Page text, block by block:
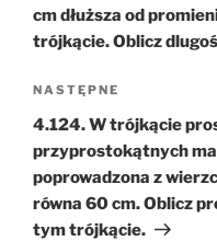
cm dłuższa od
trójkącie. Oblicz
Następny
wpis
NASTĘPNE
4.124. W trójkącie
przyprostokątnych ma
poprowadzona z
równa 60 cm. Oblicz
tym trójkącie.